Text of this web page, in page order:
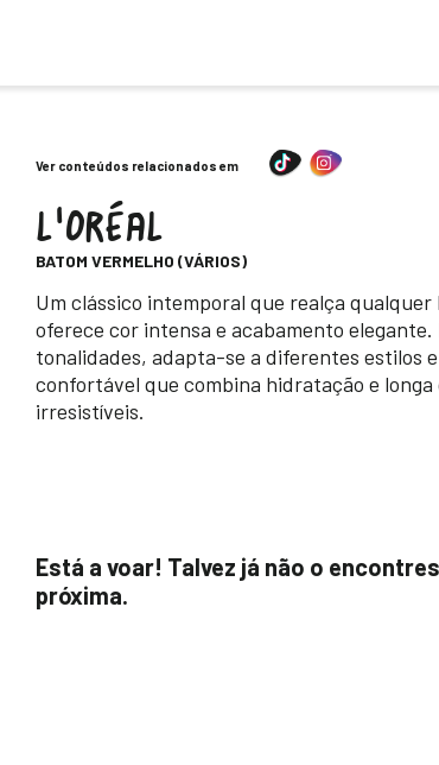
Ver conteúdos relacionados em
L'ORÉAL
BATOM VERMELHO (VÁRIOS)
Descripción
Um clássico intemporal que realça
oferece cor intensa e acabamento elegante.
tonalidades, adapta-se a diferentes estilos
confortável que combina hidratação e longa
irresistíveis.
Está a voar! Talvez já não o
próxima.